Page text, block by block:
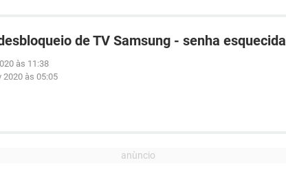
de TV Samsung - senha esquecida
às 11:38
2020 às 05:05